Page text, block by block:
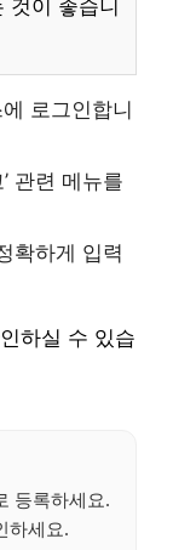
것이 좋습니
로그인합니
관련 메뉴를
확하게 입력
하실 수 있습
등록하세요.
하세요.